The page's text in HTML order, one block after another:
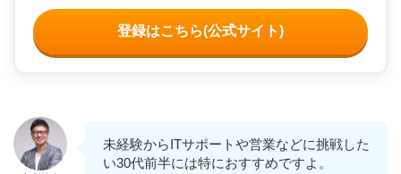
登録はこちら(公式サイト)
未経験からITサポートや営業などに挑戦した
い30代前半には特におすすめですよ。